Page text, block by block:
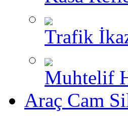
Trafik
Muhtelif
Araç Cam